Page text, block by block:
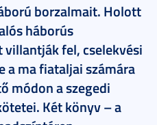
borzalmait. Holott
háborús
fel, cselekvési
a ma fiataljai számára
módon a szegedi
Két könyv – a